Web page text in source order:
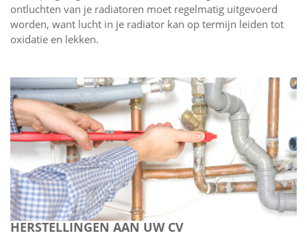
ontluchten van je radiatoren moet regelmatig uitgevoerd
worden, want lucht in je radiator kan op termijn leiden tot
oxidatie en lekken.
HERSTELLINGEN AAN UW CV